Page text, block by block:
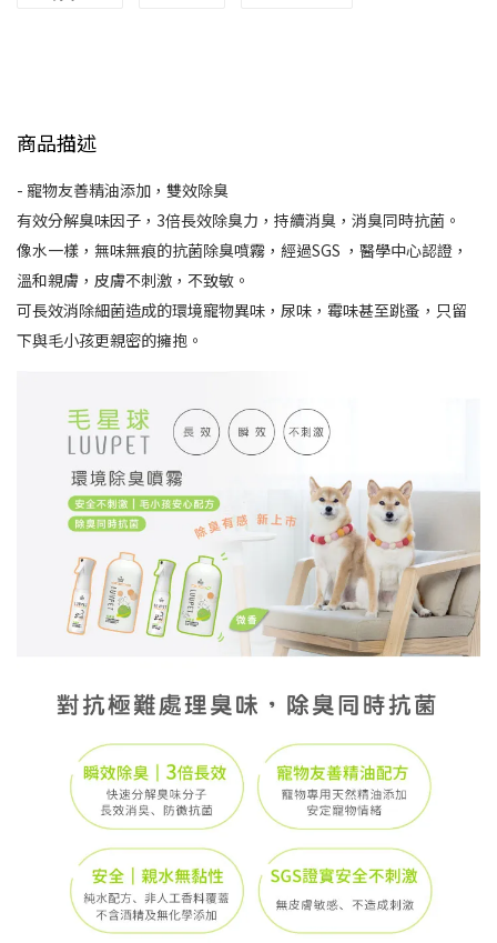
商品描述
- 寵物友善精油添加，雙效除臭
有效分解臭味因子，3倍長效除臭力，持續消臭，消臭同時抗菌。
像水一樣，無味無痕的抗菌除臭噴霧，經過SGS ，醫學中心認證，
溫和親膚，皮膚不刺激，不致敏。
可長效消除細菌造成的環境寵物異味，尿味，霉味甚至跳蚤，只留
下與毛小孩更親密的擁抱。